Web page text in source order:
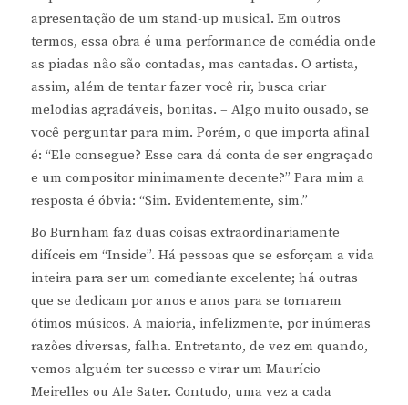
apresentação de um stand-up musical. Em outros
termos, essa obra é uma performance de comédia onde
as piadas não são contadas, mas cantadas. O artista,
assim, além de tentar fazer você rir, busca criar
melodias agradáveis, bonitas. – Algo muito ousado, se
você perguntar para mim. Porém, o que importa afinal
é: “Ele consegue? Esse cara dá conta de ser engraçado
e um compositor minimamente decente?” Para mim a
resposta é óbvia: “Sim. Evidentemente, sim.”
Bo Burnham faz duas coisas extraordinariamente
difíceis em “Inside”. Há pessoas que se esforçam a vida
inteira para ser um comediante excelente; há outras
que se dedicam por anos e anos para se tornarem
ótimos músicos. A maioria, infelizmente, por inúmeras
razões diversas, falha. Entretanto, de vez em quando,
vemos alguém ter sucesso e virar um Maurício
Meirelles ou Ale Sater. Contudo, uma vez a cada